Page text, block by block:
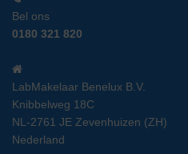
Bel ons
0180 321 820
LabMakelaar Benelux B.V.
Knibbelweg 18C
NL-2761 JE Zevenhuizen (ZH)
Nederland